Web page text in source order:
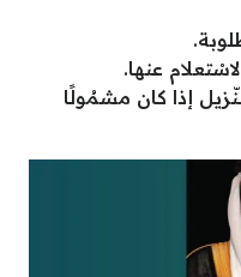
عنها.
إذا كان مشمُولًا